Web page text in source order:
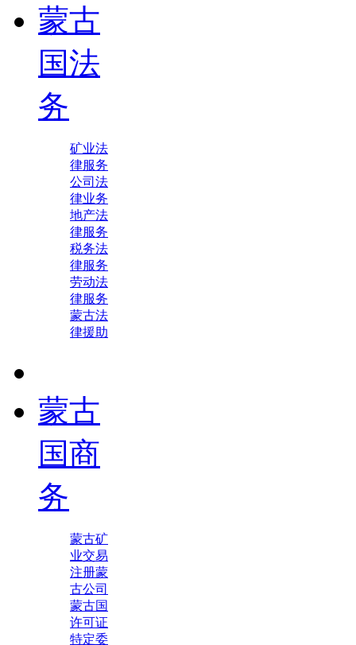
蒙古
国法
务
矿业法
律服务
公司法
律业务
地产法
律服务
税务法
律服务
劳动法
律服务
蒙古法
律援助
蒙古
国商
务
蒙古矿
业交易
注册蒙
古公司
蒙古国
许可证
特定委